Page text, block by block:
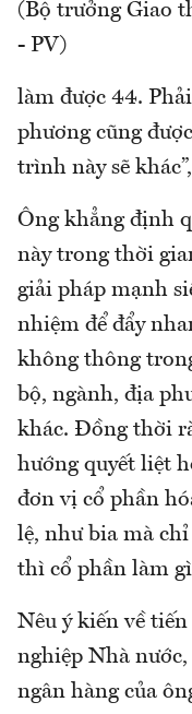
(Bộ trưởng Giao
- PV)
làm được 44.
phương cũng
trình này sẽ
Ông khẳng định
này trong thời
giải pháp mạnh
nhiệm để đẩy
không thông
bộ, ngành, địa
khác. Đồng thời
hướng quyết liệt
đơn vị cổ phần
lệ, như bia mà
thì cổ phần làm
Nêu ý kiến về
nghiệp Nhà
ngân hàng của